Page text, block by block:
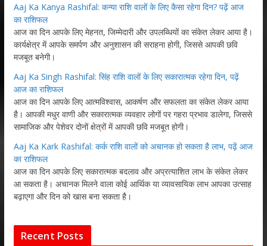
Aaj Ka Kanya Rashifal: कन्या राशि वालों के लिए कैसा रहेगा दिन? पढ़ें आज
का राशिफल
आज का दिन आपके लिए मेहनत, जिम्मेदारी और उपलब्धियों का संकेत लेकर आया है।
कार्यक्षेत्र में आपके समर्पण और अनुशासन की सराहना होगी, जिससे आपकी छवि
मजबूत बनेगी।
Aaj Ka Singh Rashifal: सिंह राशि वालों के लिए सकारात्मक रहेगा दिन, पढ़ें
आज का राशिफल
आज का दिन आपके लिए आत्मविश्वास, आकर्षण और सफलता का संकेत लेकर आया
है। आपकी मधुर वाणी और सकारात्मक व्यवहार लोगों पर गहरा प्रभाव डालेगा, जिससे
सामाजिक और पेशेवर दोनों क्षेत्रों में आपकी छवि मजबूत होगी।
Aaj Ka Kark Rashifal: कर्क राशि वालों को अचानक हो सकता है लाभ, पढ़ें आज
का राशिफल
आज का दिन आपके लिए सकारात्मक बदलाव और अप्रत्याशित लाभ के संकेत लेकर
आ सकता है। अचानक मिलने वाला कोई आर्थिक या व्यावसायिक लाभ आपका उत्साह
बढ़ाएगा और दिन को खास बना सकता है।
Recent Posts